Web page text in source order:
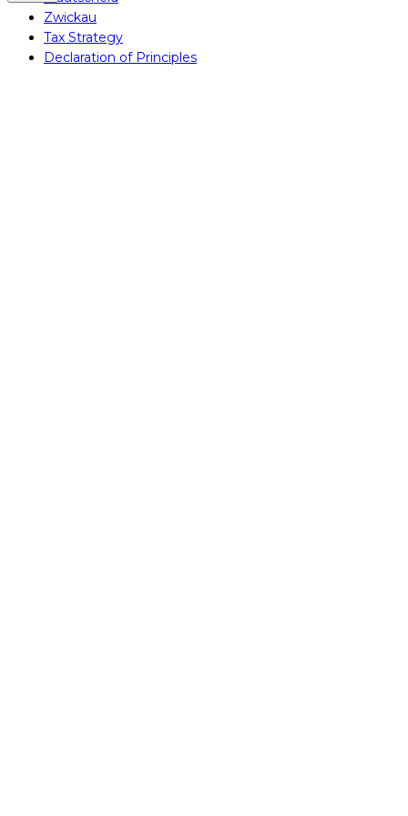
Zwickau
Tax Strategy
Declaration of Principles